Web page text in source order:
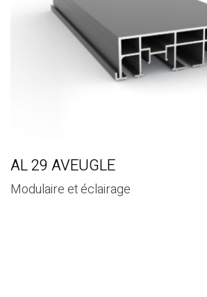
AL 29 AVEUGLE
Modulaire et éclairage